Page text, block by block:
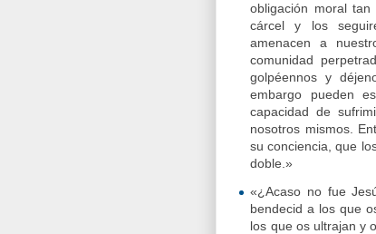
obligación moral
cárcel y los
amenacen a
comunidad
golpéennos y
embargo pueden
capacidad de
nosotros mismos.
su conciencia, que
doble.»
«¿Acaso no fue
bendecid a los que
los que os ultrajan y